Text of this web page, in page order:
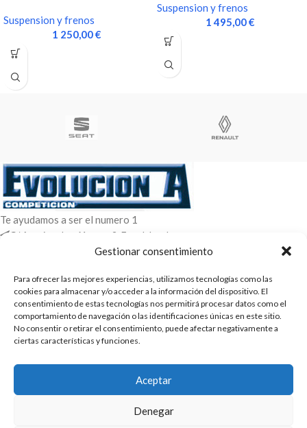
Gestionar consentimiento
Para ofrecer las mejores experiencias, utilizamos tecnologías como las
cookies para almacenar y/o acceder a la información del dispositivo. El
consentimiento de estas tecnologías nos permitirá procesar datos como el
comportamiento de navegación o las identificaciones únicas en este sitio.
No consentir o retirar el consentimiento, puede afectar negativamente a
ciertas características y funciones.
Aceptar
Denegar
(incluye bomba…
Suspension y frenos
1 250,00€
Suspension y frenos
1 495,00€
Te ayudamos a ser el numero 1
C/ Arquimedes 61 nave 2. Fuenlabrada
WhatsApp +34 670604426
ENTRADAS RECIENTES
POLÍTICAS
2025 | Evolucion-A Competicion: Fabricación y distribución,
comercialización de repuestos para automóvil